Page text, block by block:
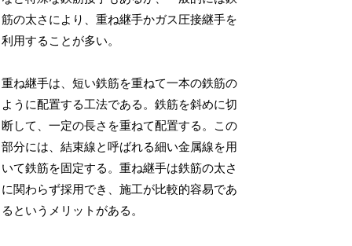
筋の太さにより、重ね継手かガス圧接継手を
利用することが多い。
重ね継手は、短い鉄筋を重ねて一本の鉄筋の
ように配置する工法である。鉄筋を斜めに切
断して、一定の長さを重ねて配置する。この
部分には、結束線と呼ばれる細い金属線を用
いて鉄筋を固定する。重ね継手は鉄筋の太さ
に関わらず採用でき、施工が比較的容易であ
るというメリットがある。